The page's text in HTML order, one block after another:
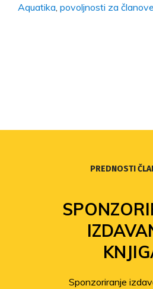
Aquatika povoljnosti za članove
PREDNOSTI
Sponzoriranje